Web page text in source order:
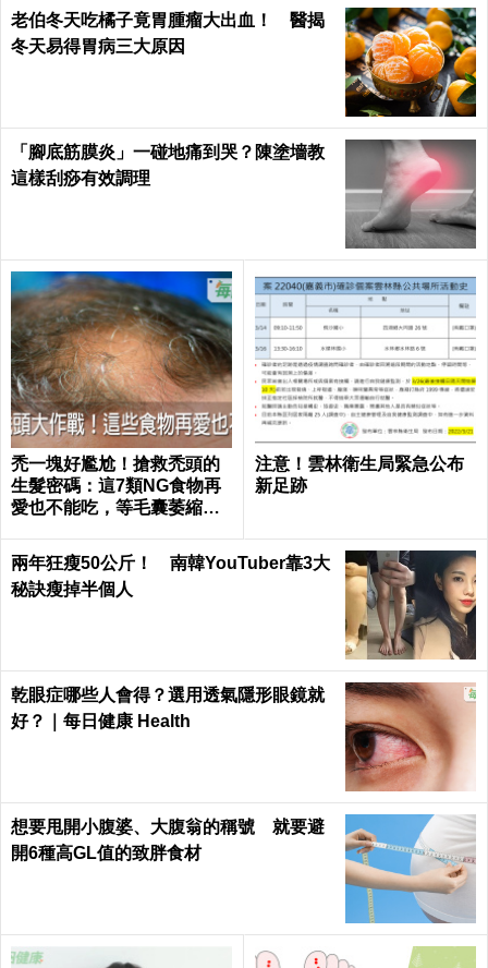
老伯冬天吃橘子竟胃腫瘤大出血！ 醫揭
冬天易得胃病三大原因
「腳底筋膜炎」一碰地痛到哭？陳塗墻教
這樣刮痧有效調理
禿一塊好尷尬！搶救禿頭的
生髮密碼：這7類NG食物再
愛也不能吃，等毛囊萎縮就
注意！雲林衛生局緊急公布
新足跡
兩年狂瘦50公斤！ 南韓YouTuber靠3大
秘訣瘦掉半個人
乾眼症哪些人會得？選用透氣隱形眼鏡就
好？｜每日健康 Health
想要甩開小腹婆、大腹翁的稱號 就要避
開6種高GL值的致胖食材